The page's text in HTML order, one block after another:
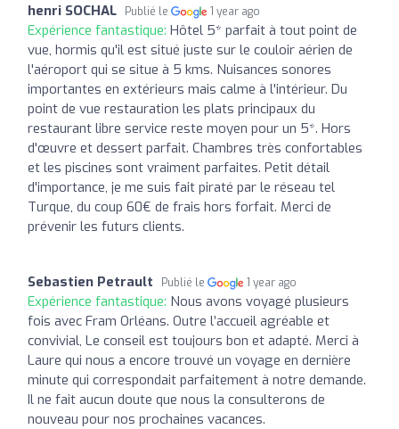
henri SOCHAL Publié le 1 year ago
Expérience fantastique: Hôtel 5* parfait à tout point de
vue, hormis qu'il est situé juste sur le couloir aérien de
l'aéroport qui se situe à 5 kms. Nuisances sonores
importantes en extérieurs mais calme à l'intérieur. Du
point de vue restauration les plats principaux du
restaurant libre service reste moyen pour un 5*. Hors
d'œuvre et dessert parfait. Chambres très confortables
et les piscines sont vraiment parfaites. Petit détail
d'importance, je me suis fait piraté par le réseau tel
Turque, du coup 60€ de frais hors forfait. Merci de
prévenir les futurs clients.
Sebastien Petrault Publié le 1 year ago
Expérience fantastique: Nous avons voyagé plusieurs
fois avec Fram Orléans. Outre l’accueil agréable et
convivial, Le conseil est toujours bon et adapté. Merci à
Laure qui nous a encore trouvé un voyage en dernière
minute qui correspondait parfaitement à notre demande.
Il ne fait aucun doute que nous la consulterons de
nouveau pour nos prochaines vacances.